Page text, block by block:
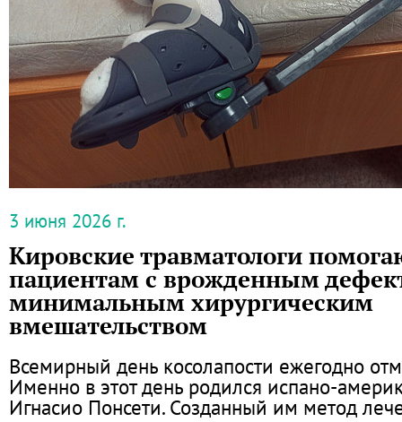
3 июня 2026 г.
Кировские травматологи
пациентам с врожденным
минимальным хирургическим
вмешательством
Всемирный день косолапости ежегодно
Именно в этот день родился испано-
Игнасио Понсети. Созданный им метод